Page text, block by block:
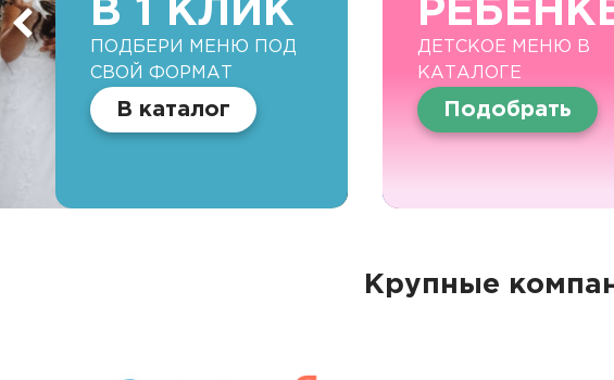
В 1 КЛИК
ПОДБЕРИ МЕНЮ ПОД
СВОЙ ФОРМАТ
В каталог
ДЕТСКОЕ МЕНЮ В
КАТАЛОГЕ
Подобрать
Крупные